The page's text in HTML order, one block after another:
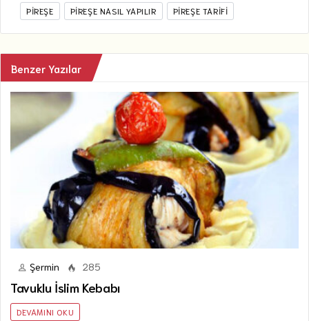
PIREŞE PIREŞE NASIL YAPILIR PIREŞE TARIFI
Benzer Yazılar
Şermin 285
Tavuklu İslim Kebabı
DEVAMINI OKU